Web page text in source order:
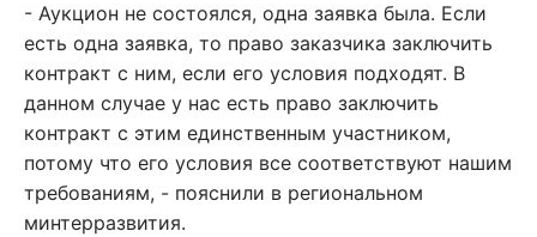
- Аукцион не состоялся, одна заявка была. Если
есть одна заявка, то право заказчика заключить
контракт с ним, если его условия подходят. В
данном случае у нас есть право заключить
контракт с этим единственным участником,
потому что его условия все соответствуют нашим
требованиям, - пояснили в региональном
минтерразвития.